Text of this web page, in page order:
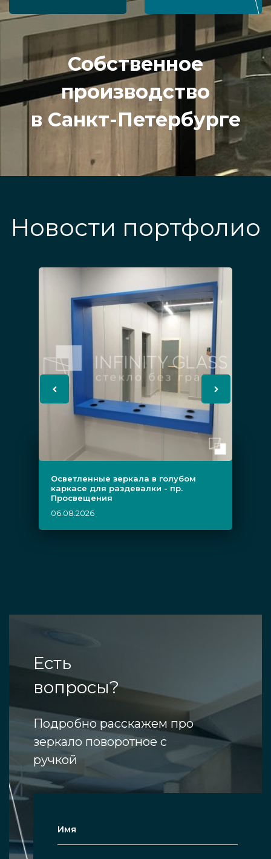
Собственное
производство
в Санкт-Петербурге
Новости портфолио
Осветленные зеркала в голубом
каркасе для раздевалки - пр.
Просвещения
06.08.2026
Есть
вопросы?
Подробно расскажем про
зеркало поворотное с
ручкой